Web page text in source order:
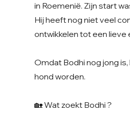
in Roemenië. Zijn start
Hij heeft nog niet veel
ontwikkelen tot een lieve
Omdat Bodhi nog jong
hond worden.
🏡 Wat zoekt Bodhi ?